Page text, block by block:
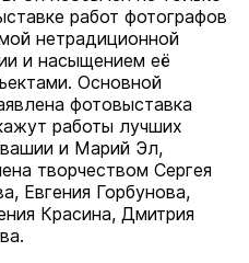
работ фотографов
нетрадиционной
и насыщением её
Основной
фотовыставка
работы лучших
и Марий Эл,
творчеством Сергея
Евгения Горбунова,
Красина, Дмитрия